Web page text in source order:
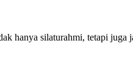
hanya silaturahmi, tetapi